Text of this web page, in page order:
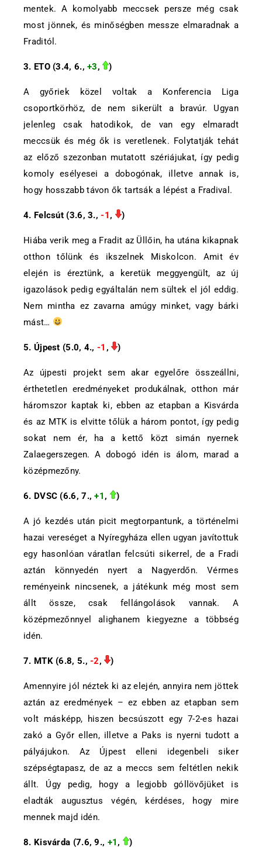
mentek. A komolyabb meccsek persze még csak
most jönnek, és minőségben messze elmaradnak a
Fraditól.
3. ETO (3.4, 6.,+3, )
A győriek közel voltak a Konferencia Liga
csoportkörhöz, de nem sikerült a bravúr. Ugyan
jelenleg csak hatodikok, de van egy elmaradt
meccsük és még ők is veretlenek. Folytatják tehát
az előző szezonban mutatott szériájukat, így pedig
komoly esélyesei a dobogónak, illetve annak is,
hogy hosszabb távon ők tartsák a lépést a Fradival.
4. Felcsút (3.6, 3.,-1 , )
Hiába verik meg a Fradit az Üllőin, ha utána kikapnak
otthon tőlünk és ikszelnek Miskolcon. Amit év
elején is éreztünk, a keretük meggyengült, az új
igazolások pedig egyáltalán nem sültek el jól eddig.
Nem mintha ez zavarna amúgy minket, vagy bárki
mást…
5. Újpest (5.0, 4.,-1 , )
Az újpesti projekt sem akar egyelőre összeállni,
érthetetlen eredményeket produkálnak, otthon már
háromszor kaptak ki, ebben az etapban a Kisvárda
és az MTK is elvitte tőlük a három pontot, így pedig
sokat nem ér, ha a kettő közt simán nyernek
Zalaegerszegen. A dobogó idén is álom, marad a
középmezőny.
6. DVSC (6.6, 7., +1 , )
A jó kezdés után picit megtorpantunk, a történelmi
hazai vereséget a Nyíregyháza ellen ugyan javítottuk
egy hasonlóan váratlan felcsúti sikerrel, de a Fradi
aztán könnyedén nyert a Nagyerdőn. Vérmes
reményeink nincsenek, a játékunk még most sem
állt össze, csak fellángolások vannak. A
középmezőnnyel alighanem kiegyezne a többség
idén.
7. MTK (6.8, 5.,-2, )
Amennyire jól néztek ki az elején, annyira nem jöttek
aztán az eredmények – ez ebben az etapban sem
volt másképp, hiszen becsúszott egy 7-2-es hazai
zakó a Győr ellen, illetve a Paks is nyerni tudott a
pályájukon. Az Újpest elleni idegenbeli siker
szépségtapasz, de az a meccs sem feltétlen nekik
állt. Úgy pedig, hogy a legjobb góllövőjüket is
eladták augusztus végén, kérdéses, hogy mire
mennek majd idén.
8. Kisvárda (7.6, 9., +1 , )